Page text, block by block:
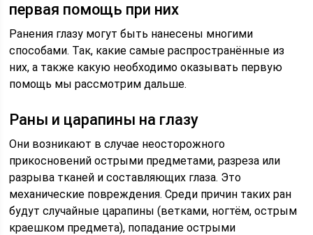
первая помощь при них
Ранения глазу могут быть нанесены многими
способами. Так, какие самые распространённые из
них, а также какую необходимо оказывать первую
помощь мы рассмотрим дальше.
Раны и царапины на глазу
Они возникают в случае неосторожного
прикосновений острыми предметами, разреза или
разрыва тканей и составляющих глаза. Это
механические повреждения. Среди причин таких ран
будут случайные царапины (ветками, ногтём, острым
краешком предмета), попадание острыми